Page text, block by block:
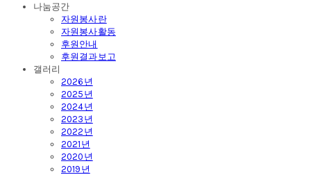
나눔공간
자원봉사란
자원봉사활동
후원안내
후원결과보고
갤러리
2026년
2025년
2024년
2023년
2022년
2021년
2020년
2019년